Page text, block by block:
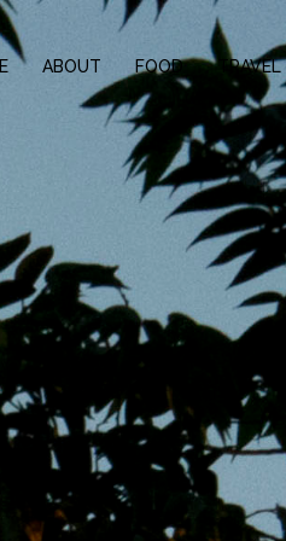
ABOUT FOOD TRAVEL